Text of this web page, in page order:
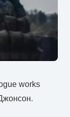
works